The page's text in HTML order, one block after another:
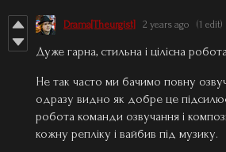
Drama[Theurgist] 2 years ago (1 edit)
Дуже гарна, стильна і цілісна
Не так часто ми бачимо повну
одразу видно як добре це
робота команди озвучання і
кожну репліку і вайбив під музику.